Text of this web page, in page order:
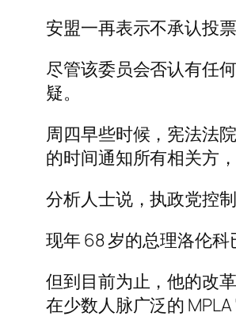
安盟一再表示不承认投
尽管该委员会否认有任
疑。
周四早些时候，宪法法
的时间通知所有相关方
分析人士说，执政党控
现年 68 岁的总理洛伦
但到目前为止，他的改
在少数人脉广泛的 MPLA